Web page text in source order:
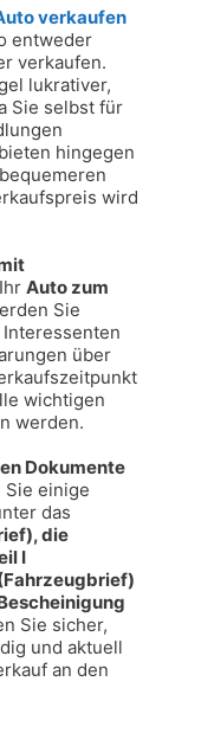
verkaufen
entweder
verkaufen.
lukrativer,
Sie selbst für
hingegen
wird
Auto zum
Sie
über
wichtigen
werden.
Dokumente
Sie einige
das
die
I
Sie sicher,
und aktuell
an den